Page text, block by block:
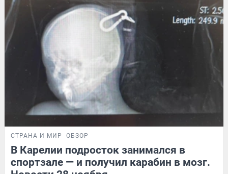
СТРАНА И МИР ОБЗОР
В Карелии подросток занимался в
спортзале — и получил карабин в мозг.